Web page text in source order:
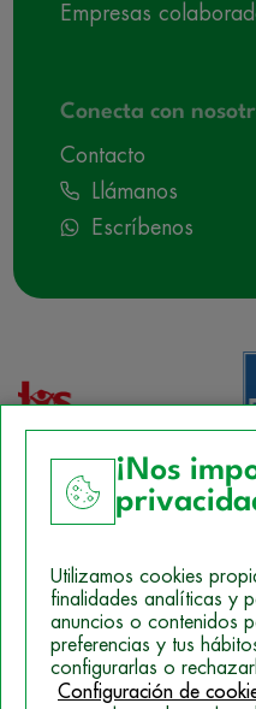
Empresas
Conecta con
Contacto
Llámanos
Escríbenos
Política de Cookies
Mapa del sitio
Politica de Privacidad
¡Nos
Utilizamos cookies
finalidades analíticas y
anuncios o contenidos
preferencias y tus
configurarlas o
Configuración de